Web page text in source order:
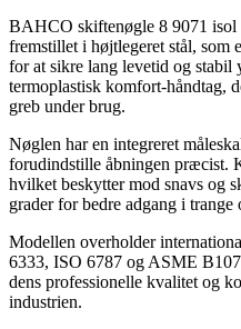
BAHCO skiftenøgle 8 9071 isol
fremstillet i højtlegeret stål, som
for at sikre lang levetid og stabil
termoplastisk komfort-håndtag,
greb under brug.
Nøglen har en integreret
forudindstille åbningen præcist.
hvilket beskytter mod snavs og
grader for bedre adgang i trange
Modellen overholder
6333, ISO 6787 og ASME
dens professionelle kvalitet og
industrien.